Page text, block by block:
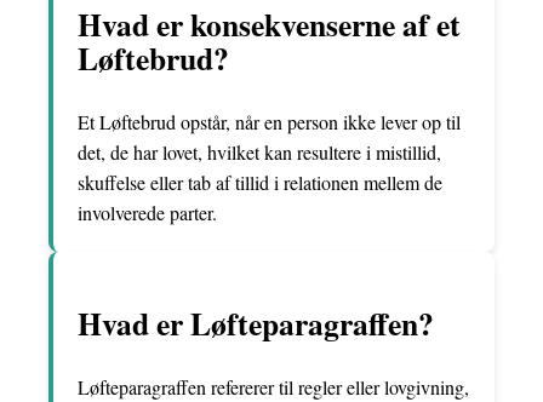
Hvad er konsekvenserne af et
Løftebrud?
Et Løftebrud opstår, når en person ikke lever op til
det, de har lovet, hvilket kan resultere i mistillid,
skuffelse eller tab af tillid i relationen mellem de
involverede parter.
Hvad er Løfteparagraffen?
Løfteparagraffen refererer til regler eller lovgivning,